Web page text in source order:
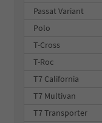
Passat Variant
Polo
T-Cross
T-Roc
T7 California
T7 Multivan
T7 Transporter